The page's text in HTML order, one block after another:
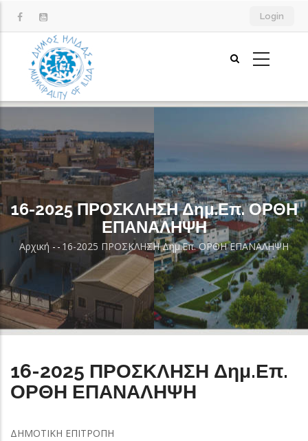
προς
περιεχόμενο
Login
16-2025 ΠΡΟΣΚΛΗΣΗ Δημ.Επ. ΟΡΘΗ
ΕΠΑΝΑΛΗΨΗ
Breadcrumb
Αρχική - - 16-2025 ΠΡΟΣΚΛΗΣΗ Δημ.Επ. ΟΡΘΗ ΕΠΑΝΑΛΗΨΗ
16-2025 ΠΡΟΣΚΛΗΣΗ Δημ.Επ.
ΟΡΘΗ ΕΠΑΝΑΛΗΨΗ
ΔΗΜΟΤΙΚΗ ΕΠΙΤΡΟΠΗ